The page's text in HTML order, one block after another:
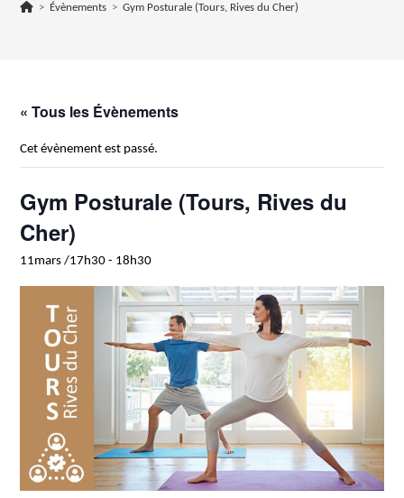
> Évènements > Gym Posturale (Tours, Rives du Cher)
« Tous les Évènements
Cet évènement est passé.
Gym Posturale (Tours, Rives du
Cher)
11mars /17h30 - 18h30